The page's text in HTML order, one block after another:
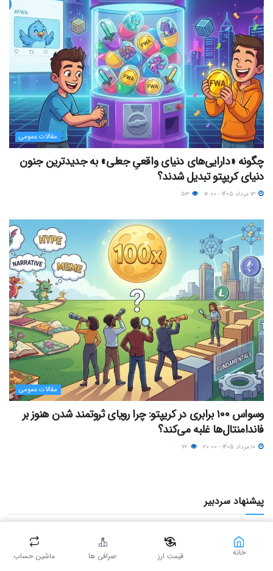
مقالات عمومی
چگونه «دارایی‌های دنیای واقعیِ جعلی» به جدیدترین جنون
دنیای کریپتو تبدیل شدند؟
مقالات عمومی
وسواس ۱۰۰ برابری در کریپتو: چرا رویای ثروتمند شدن هنوز بر
فاندامنتال‌ها غلبه می‌کند؟
پیشنهاد سردبیر
خانه قیمت ارز صرافی ها ماشین حساب